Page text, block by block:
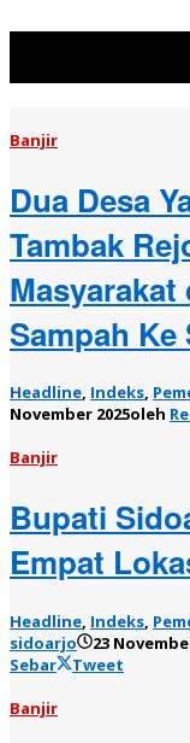
Banjir
Dua Desa
Tambak
Sampah Ke
Headline, Indeks,
November 2025oleh
Banjir
Bupati
Empat
Headline Indeks
sidoarjo
23
Sebar
Tweet
Banjir